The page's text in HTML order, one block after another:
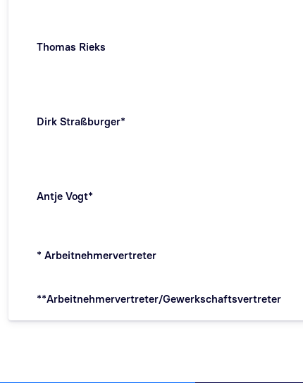
Thomas Rieks
Dirk Straßburger*
Antje Vogt*
* Arbeitnehmervertreter
**Arbeitnehmervertreter/Gewerkschaftsvertreter